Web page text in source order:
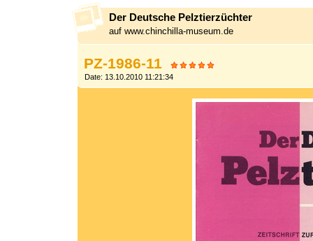
Der Deutsche Pelztierzüchter
auf www.chinchilla-museum.de
PZ-1986-11
Date: 13.10.2010 11:21:34